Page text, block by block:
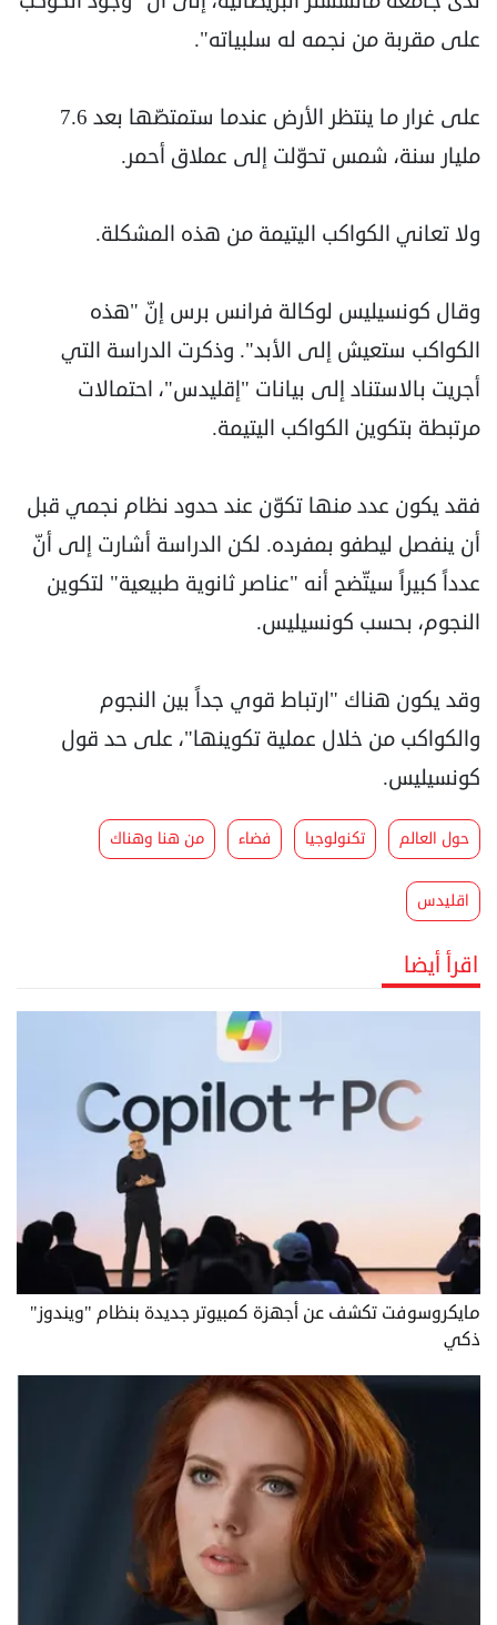
على مقربة من نجمه له سلبياته".
على غرار ما ينتظر الأرض عندما ستمتصّها بعد 7.6
مليار سنة، شمس تحوّلت إلى عملاق أحمر.
ولا تعاني الكواكب اليتيمة من هذه المشكلة.
وقال كونسيليس لوكالة فرانس برس إنّ "هذه
الكواكب ستعيش إلى الأبد". وذكرت الدراسة التي
أجريت بالاستناد إلى بيانات "إقليدس"، احتمالات
مرتبطة بتكوين الكواكب اليتيمة.
فقد يكون عدد منها تكوّن عند حدود نظام نجمي قبل
أن ينفصل ليطفو بمفرده. لكن الدراسة أشارت إلى أنّ
عدداً كبيراً سيتّضح أنه "عناصر ثانوية طبيعية" لتكوين
النجوم، بحسب كونسيليس.
وقد يكون هناك "ارتباط قوي جداً بين النجوم
والكواكب من خلال عملية تكوينها"، على حد قول
كونسيليس.
حول العالم تكنولوجيا فضاء من هنا وهناك
اقليدس
اقرأ أيضا
مايكروسوفت تكشف عن أجهزة كمبيوتر جديدة بنظام "ويندوز"
ذكي